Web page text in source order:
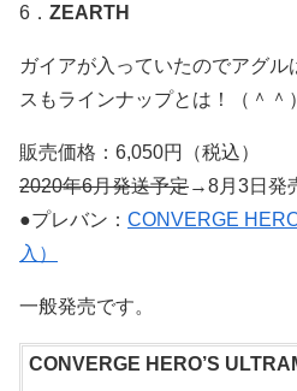
6． ZEARTH
ガイアが入っていたのでアグ
スもラインナップとは！（＾＾）
販売価格：6,050円（税込）
2020年6月発送予定→8月3日発
●プレバン： CONVERGE
入）
一般発売です。
CONVERGE HERO’S